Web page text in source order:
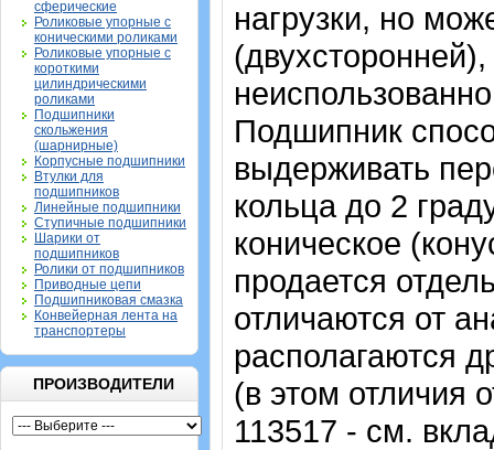
сферические
Роликовые упорные с
коническими роликами
Роликовые упорные с
короткими
цилиндрическими
роликами
Подшипники
скольжения
(шарнирные)
Корпусные подшипники
Втулки для
подшипников
Линейные подшипники
Ступичные подшипники
Шарики от
подшипников
Ролики от подшипников
Приводные цепи
Подшипниковая смазка
Конвейерная лента на
транспортеры
ПРОИЗВОДИТЕЛИ
нагрузки, но
Подшипник
выдерживать
кольца до 2
коническое
продается
отличаются от
располагаются
(в этом отличия
113517 - см.